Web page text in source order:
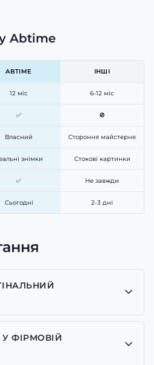
Abtime
ABTIME ІНШІ
12 міс 6-12 міс
✅ 🚫
Власний Стороння майстерня
знімки Стокові картинки
✅ Не завжди
Сьогодні 2-3 дні
лише оригінальні, ми є
брендів.
ФІРМОВІЙ